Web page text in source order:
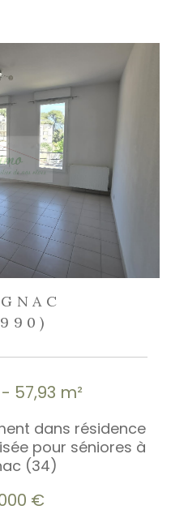
57,93 m²
dans résidence
pour séniores à
(34)
€